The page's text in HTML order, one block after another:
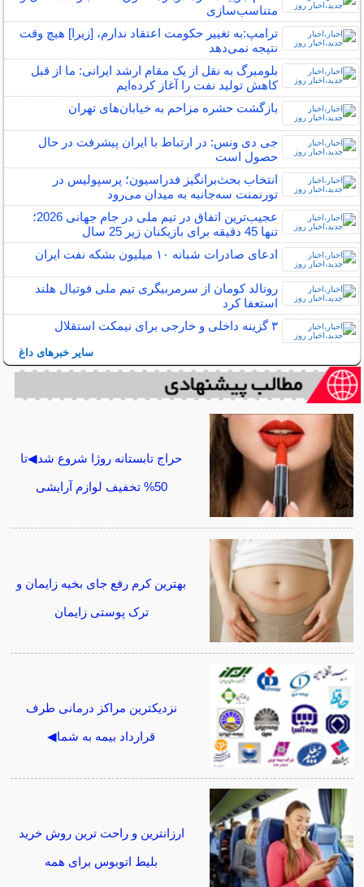
متناسب‌سازی
ترامپ:به تغییر حکومت اعتقاد ندارم، [زیرا] هیچ وقت
نتیجه نمی‌دهد
بلومبرگ به نقل از یک مقام ارشد ایرانی: ما از قبل
کاهش تولید نفت را آغاز کرده‌ایم
بازگشت حشره مزاحم به خیابان‌های تهران
جی دی ونس: در ارتباط با ایران پیشرفت‌ در حال
حصول است
انتخاب بحث‌برانگیز فدراسیون؛ پرسپولیس در
تورنمنت سه‌جانبه به میدان می‌رود
عجیب‌ترین اتفاق در تیم ملی در جام جهانی 2026؛
تنها 45 دقیقه برای بازیکنان زیر 25 سال
ادعای صادرات شبانه ۱۰ میلیون بشکه نفت ایران
رونالد کومان از سرمربیگری تیم ملی فوتبال هلند
استعفا کرد
۳ گزینه داخلی و خارجی برای نیمکت استقلال
سایر خبرهای داغ
حراج تابستانه روژا شروع شد◀تا
50% تخفیف لوازم آرایشی
بهترین کرم رفع جای بخیه زایمان و
ترک پوستی زایمان
نزدیکترین مراکز درمانی طرف
قرارداد بیمه به شما◀
ارزانترین و راحت ترین روش خرید
بلیط اتوبوس برای همه